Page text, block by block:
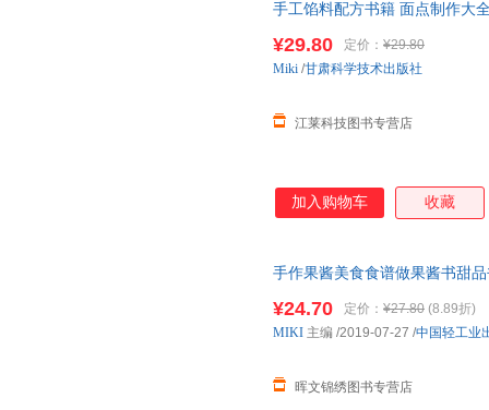
手工馅料配方书籍 面点制作大
¥29.80 定价： ¥29.80
江莱科技图书专营店
Miki /甘肃科学技术出版社
加入购物车 收藏
手作果酱美食食谱做果酱书甜
¥24.70 定价： ¥27.80 (8.89折)
晖文锦绣图书专营店
MIKI 主编 /2019-07-27 /中国轻工业